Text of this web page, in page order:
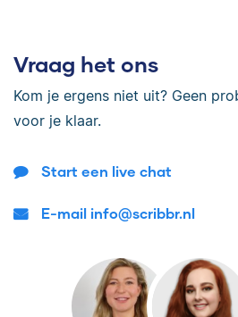
Vraag het ons
Kom je ergens niet uit? Geen
voor je klaar.
Start een live chat
E-mail info@scribbr.nl